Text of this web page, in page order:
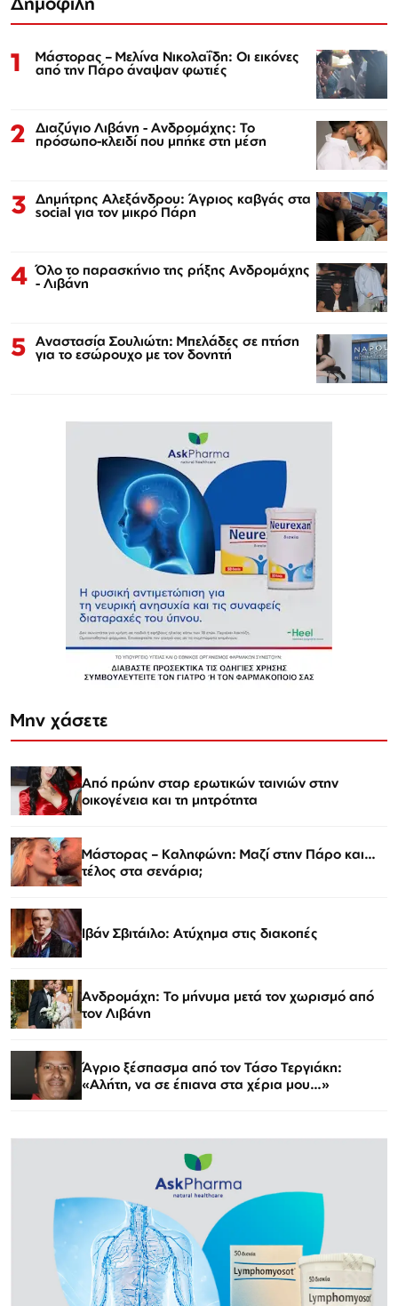
1 Μάστορας – Μελίνα Νικολαΐδη: Οι εικόνες
από την Πάρο άναψαν φωτιές
2 Διαζύγιο Λιβάνη - Ανδρομάχης: Το
πρόσωπο-κλειδί που μπήκε στη μέση
3 Δημήτρης Αλεξάνδρου: Άγριος καβγάς στα
social για τον μικρό Πάρη
4 Όλο το παρασκήνιο της ρήξης Ανδρομάχης
- Λιβάνη
5 Αναστασία Σουλιώτη: Μπελάδες σε πτήση
για το εσώρουχο με τον δονητή
Μην χάσετε
Από πρώην σταρ ερωτικών ταινιών στην
οικογένεια και τη μητρότητα
Μάστορας – Καληφώνη: Μαζί στην Πάρο και…
τέλος στα σενάρια;
Ιβάν Σβιτάιλο: Ατύχημα στις διακοπές
Ανδρομάχη: Το μήνυμα μετά τον χωρισμό από
τον Λιβάνη
Άγριο ξέσπασμα από τον Τάσο Τεργιάκη:
«Αλήτη, να σε έπιανα στα χέρια μου…»